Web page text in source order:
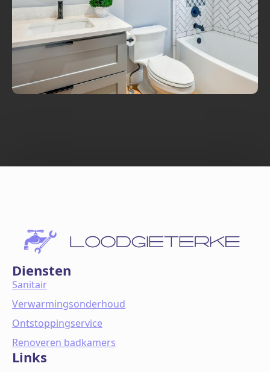
Diensten
Sanitair
Verwarmingsonderhoud
Ontstoppingservice
Renoveren badkamers
Links